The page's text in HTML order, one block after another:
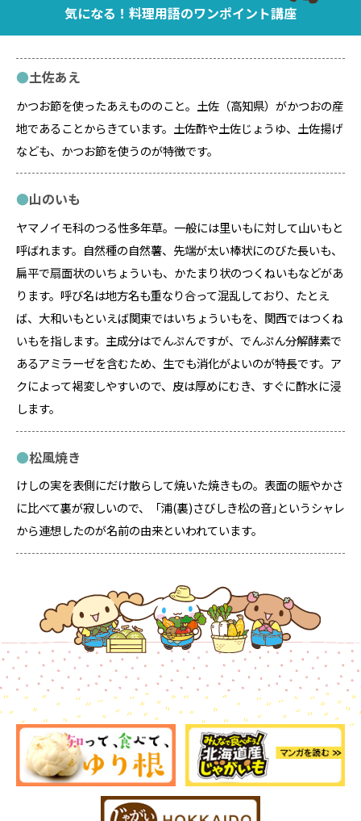
気になる！料理用語のワンポイント講座
土佐あえ
かつお節を使ったあえもののこと。土佐（高知県）がかつおの産
地であることからきています。土佐酢や土佐じょうゆ、土佐揚げ
なども、かつお節を使うのが特徴です。
山のいも
ヤマノイモ科のつる性多年草。一般には里いもに対して山いもと
呼ばれます。自然種の自然薯、先端が太い棒状にのびた長いも、
扁平で扇面状のいちょういも、かたまり状のつくねいもなどがあ
ります。呼び名は地方名も重なり合って混乱しており、たとえ
ば、大和いもといえば関東ではいちょういもを、関西ではつくね
いもを指します。主成分はでんぷんですが、でんぷん分解酵素で
あるアミラーゼを含むため、生でも消化がよいのが特長です。ア
クによって褐変しやすいので、皮は厚めにむき、すぐに酢水に浸
します。
松風焼き
けしの実を表側にだけ散らして焼いた焼きもの。表面の賑やかさ
に比べて裏が寂しいので、「浦(裏)さびしき松の音｣というシャレ
から連想したのが名前の由来といわれています。